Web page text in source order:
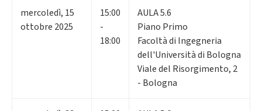
mercoledì, 15
ottobre 2025
15:00
-
18:00
AULA 5.6
Piano Primo
Facoltà di Ingegneria
dell'Università di Bologna
Viale del Risorgimento, 2
- Bologna